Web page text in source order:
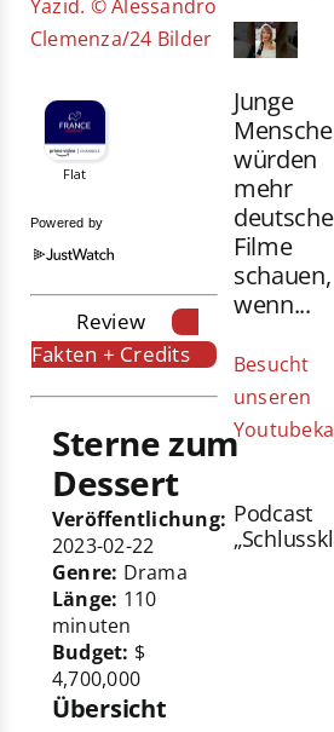
Yazid. © Alessandro
Clemenza/24 Bilder
Powered by
Review
Fakten + Credits
Sterne zum
Dessert
Veröffentlichung:
2023-02-22
Genre: Drama
Länge: 110
minuten
Budget: $
4,700,000
Übersicht
Junge
würden
mehr
deutsche
Filme
schauen,
wenn...
Besucht
unseren
Podcast